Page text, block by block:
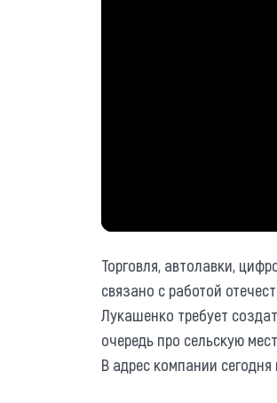
Торговля, автолавки,
связано с работой
Лукашенко требует
очередь про сельскую
В адрес компании